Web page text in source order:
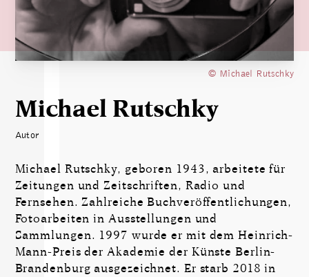
© Michael Rutschky
Michael Rutschky
Autor
Michael Rutschky, geboren 1943, arbeitete für
Zeitungen und Zeitschriften, Radio und
Fernsehen. Zahlreiche Buchveröffentlichungen,
Fotoarbeiten in Ausstellungen und
Sammlungen. 1997 wurde er mit dem Heinrich-
Mann-Preis der Akademie der Künste Berlin-
Brandenburg ausgezeichnet. Er starb 2018 in